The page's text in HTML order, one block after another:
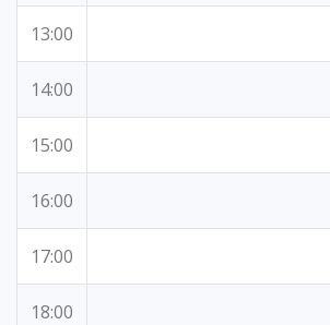
13:00
14:00
15:00
16:00
17:00
18:00